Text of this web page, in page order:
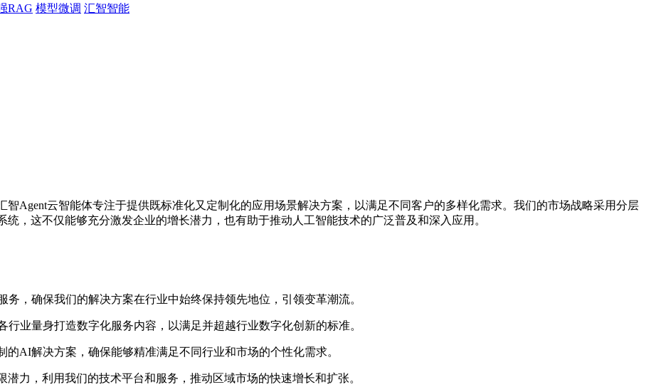
RAG 模型微调 汇智智能
Agent云智能体专注于提供既标准化又定制化的应用场景解决方案，以满足不同客户的多样化需求。我们的市场战略采用分层
，这不仅能够充分激发企业的增长潜力，也有助于推动人工智能技术的广泛普及和深入应用。
，确保我们的解决方案在行业中始终保持领先地位，引领变革潮流。
业量身打造数字化服务内容，以满足并超越行业数字化创新的标准。
AI解决方案，确保能够精准满足不同行业和市场的个性化需求。
力，利用我们的技术平台和服务，推动区域市场的快速增长和扩张。